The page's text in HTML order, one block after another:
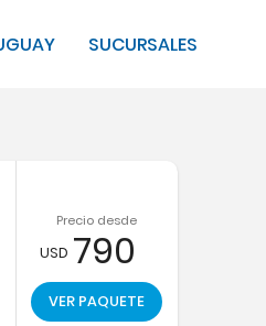
SUCURSALES
Precio desde
USD 790
VER PAQUETE